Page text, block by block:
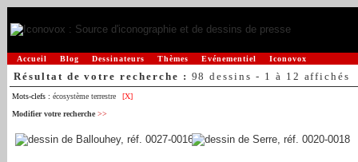
Accueil Blog Dessinateurs Thèmes Evénementiel Iconovox
Résultat de votre recherche : 98 dessins - 1 à 12 affichés
Mots-clefs : écosystème terrestre
[X]
Modifier votre recherche >>